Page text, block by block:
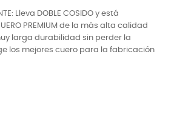
Lleva DOBLE COSIDO y está
PREMIUM de la más alta calidad
larga durabilidad sin perder la
los mejores cuero para la fabricación